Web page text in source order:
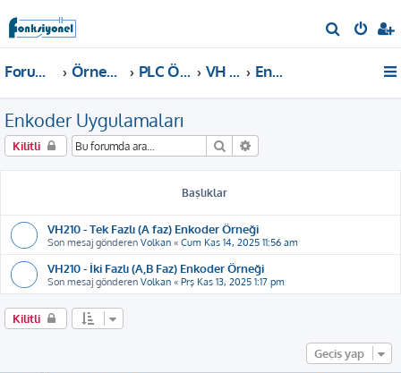
r
Forum ana sayfa Örnekler ve Dokümanlar PLC Örnekleri VH PLC Enkoder Uygulamaları
Enkoder Uygulamaları
Kilitli Ara
Başlıklar
VH210 - Tek Fazlı (A faz) Enkoder Örneği
Son mesaj gönderen Volkan « Cum Kas 14, 2025 11:56 am
VH210 - İki Fazlı (A,B Faz) Enkoder Örneği
Son mesaj gönderen Volkan « Prş Kas 13, 2025 1:17 pm
Kilitli
Geçiş yap